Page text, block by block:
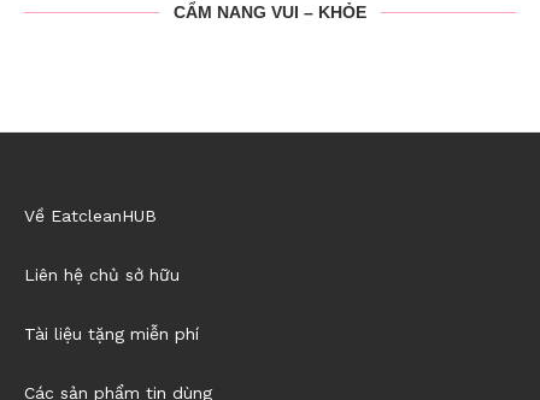
CẨM NANG VUI – KHỎE
Về EatcleanHUB
Liên hệ chủ sở hữu
Tài liệu tặng miễn phí
Các sản phẩm tin dùng